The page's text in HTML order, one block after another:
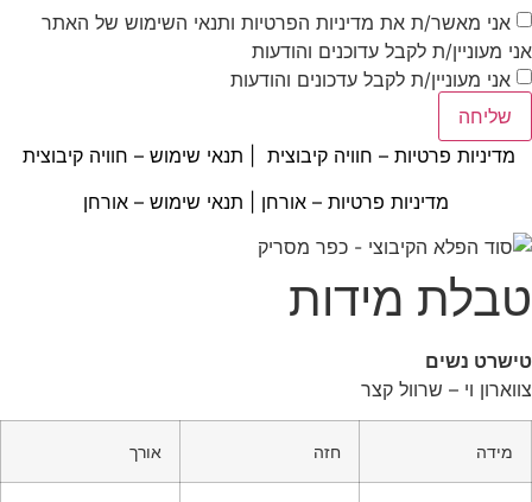
אני מאשר/ת את מדיניות הפרטיות ותנאי השימוש של האתר
אני מעוניין/ת לקבל עדוכנים והודעות
אני מעוניין/ת לקבל עדכונים והודעות
שליחה
מדיניות פרטיות – חוויה קיבוצית
תנאי שימוש – חוויה קיבוצית
מדיניות פרטיות – אורחן
תנאי שימוש – אורחן
טבלת מידות
טישרט נשים
צווארון וי – שרוול קצר
מידה חזה אורך